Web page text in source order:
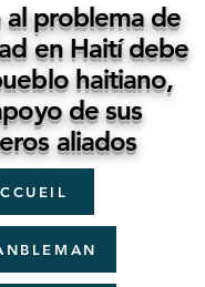
al problema de
en Haití debe
haitiano,
de sus
aliados